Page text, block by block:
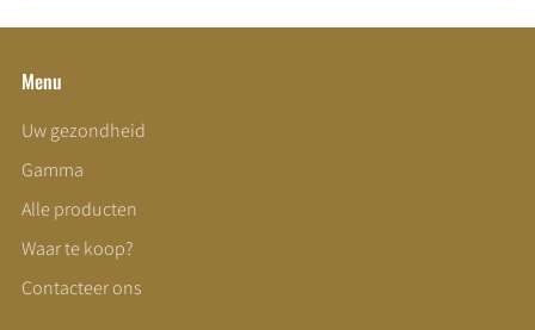
Menu
Uw gezondheid
Gamma
Alle producten
Waar te koop?
Contacteer ons